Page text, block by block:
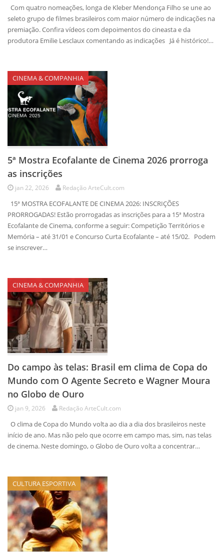
Com quatro nomeações, longa de Kleber Mendonça Filho se une ao
seleto grupo de filmes brasileiros com maior número de indicações na
premiação. Confira vídeos com depoimentos do cineasta e da
produtora Emilie Lesclaux comentando as indicações Já é histórico!…
CINEMA & COMPANHIA
5ª Mostra Ecofalante de Cinema 2026 prorroga
as inscrições
jan 22, 2026 Redação ArteCult.com
15ª MOSTRA ECOFALANTE DE CINEMA 2026: INSCRIÇÕES
PRORROGADAS! Estão prorrogadas as inscrições para a 15ª Mostra
Ecofalante de Cinema, conforme a seguir: Competição Territórios e
Memória – até 31/01 e Concurso Curta Ecofalante – até 15/02. Podem
se inscrever…
CINEMA & COMPANHIA
Do campo às telas: Brasil em clima de Copa do
Mundo com O Agente Secreto e Wagner Moura
no Globo de Ouro
jan 9, 2026 Redação ArteCult.com
O clima de Copa do Mundo volta ao dia a dia dos brasileiros neste
início de ano. Mas não pelo que ocorre em campo mas, sim, nas telas
de cinema. Neste domingo, o Globo de Ouro volta a concentrar…
CULTURA ESPORTIVA